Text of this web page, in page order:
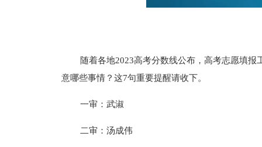
随着各地2023高考分数线公布，高考志愿填
意哪些事情？这7句重要提醒请收下。
一审：武淑
二审：汤成伟